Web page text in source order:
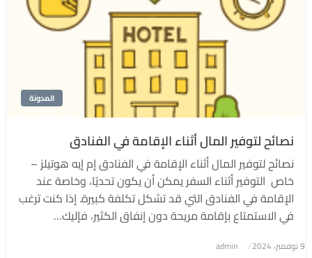
المدونة
نصائح لتوفير المال أثناء الإقامة في الفنادق
نصائح لتوفير المال أثناء الإقامة في الفنادق إم إيه هوتيلز –
خاص التوفير أثناء السفر يمكن أن يكون تحديًا، وخاصة عند
الإقامة في الفنادق التي قد تشكل تكلفة كبيرة. إذا كنت ترغب
في الاستمتاع بإقامة مريحة دون إنفاق الكثير، فإليك…
نُشر
9 نوفمبر، 2024 admin